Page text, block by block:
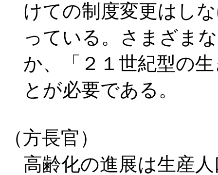
けての制度変更はし
っている。さまざま
か、「２１世紀型の
とが必要である。
（方長官）
高齢化の進展は生産